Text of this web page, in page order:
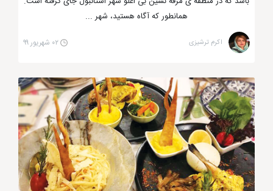
از دیگر رستوران های استانبول که بسیار مورد توجه
که در کنار غذاها و کباب ترکی لذیذ استانبول جایگاه ویژه و
خاصی دارند. وجود دریای مدیترانه سبب صید ماهی تازه
می شود که نقش مهمّی در تهّیه غذاهای دریایی دارد.
احترام به سلیقه تمام گردشگران باعث شد تا در این قسمت
از مطلب به شرح رستوران های دریایی استانبول بپردازیم تا
این نوع سلیقه بتواند، مطابق بودجه خود به آن رستوران ها
همانطور که آگاه هستید، شهر ...
اکرم ترشیزی ۰۲ شهریور ۹۹